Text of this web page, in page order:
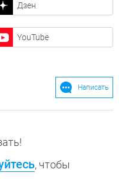
Дзен
YouTube
Написать
, чтобы